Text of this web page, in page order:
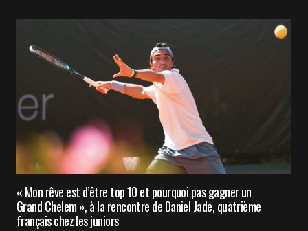
« Mon rêve est d’être top 10 et pourquoi pas gagner un
Grand Chelem », à la rencontre de Daniel Jade, quatrième
français chez les juniors